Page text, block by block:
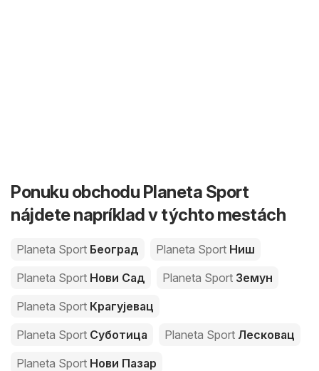
Ponuku obchodu Planeta Sport
nájdete napríklad v týchto mestách
Planeta Sport Београд Planeta Sport Ниш
Planeta Sport Нови Сад Planeta Sport Земун
Planeta Sport Крагујевац
Planeta Sport Суботица Planeta Sport Лесковац
Planeta Sport Нови Пазар